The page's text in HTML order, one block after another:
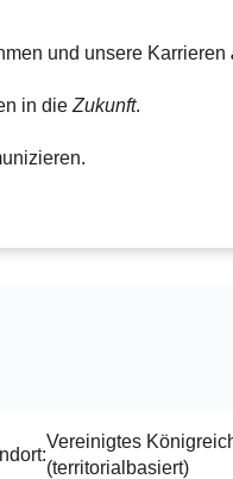
und unsere Karrieren
in die Zukunft.
Vereinigtes
(territorialbasiert)